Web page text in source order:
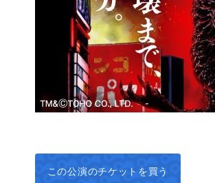
この公演のチケットを買う